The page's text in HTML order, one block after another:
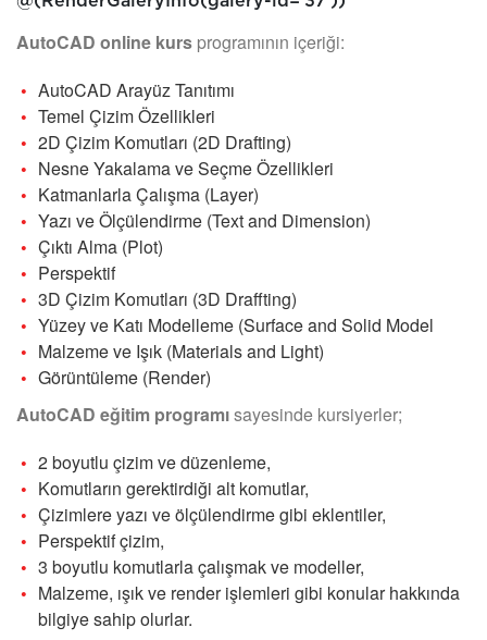
AutoCAD online kurs programının içeriği:
AutoCAD Arayüz Tanıtımı
Temel Çizim Özellikleri
2D Çizim Komutları (2D Drafting)
Nesne Yakalama ve Seçme Özellikleri
Katmanlarla Çalışma (Layer)
Yazı ve Ölçülendirme (Text and Dimension)
Çıktı Alma (Plot)
Perspektif
3D Çizim Komutları (3D Draffting)
Yüzey ve Katı Modelleme (Surface and Solid Model
Malzeme ve Işık (Materials and Light)
Görüntüleme (Render)
AutoCAD eğitim programısayesinde kursiyerler;
2 boyutlu çizim ve düzenleme,
Komutların gerektirdiği alt komutlar,
Çizimlere yazı ve ölçülendirme gibi eklentiler,
Perspektif çizim,
3 boyutlu komutlarla çalışmak ve modeller,
Malzeme, ışık ve render işlemleri gibi konular hakkında
bilgiye sahip olurlar.